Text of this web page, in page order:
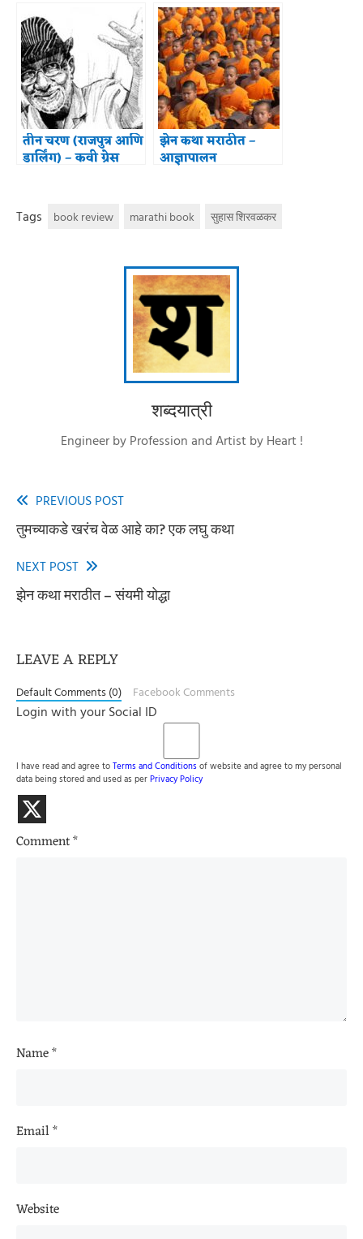
तीन चरण (राजपुत्र आणि
डार्लिंग) – कवी ग्रेस
झेन कथा मराठीत –
आज्ञापालन
Tags book review marathi book सुहास शिरवळकर
शब्दयात्री
Engineer by Profession and Artist by Heart !
Read
more
articles
PREVIOUS POST
तुमच्याकडे खरंच वेळ आहे का? एक लघु कथा
NEXT POST
झेन कथा मराठीत – संयमी योद्धा
LEAVE A REPLY
Default Comments (0) Facebook Comments
Login with your Social ID
I have read and agree toTerms and Conditionsof website and agree to my personal
data being stored and used as perPrivacy Policy
Comment*
Name*
Email*
Website